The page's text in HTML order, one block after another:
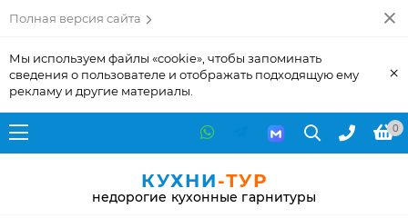
Полная версия сайта
Мы используем файлы «cookie», чтобы запоминать
сведения о пользователе и отображать подходящую ему
рекламу и другие материалы.
×
0
КУХНИ-ТУР
недорогие кухонные гарнитуры